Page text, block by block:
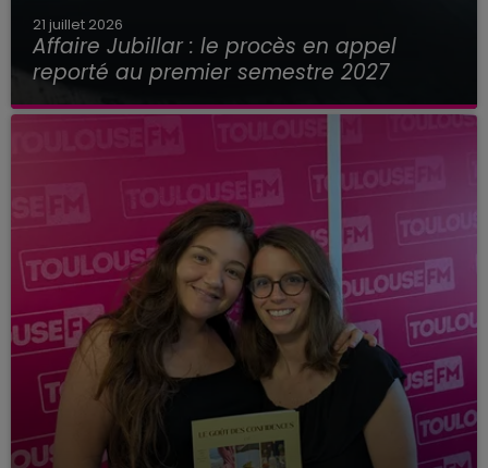
21 juillet 2026
Affaire Jubillar : le procès en appel
reporté au premier semestre 2027